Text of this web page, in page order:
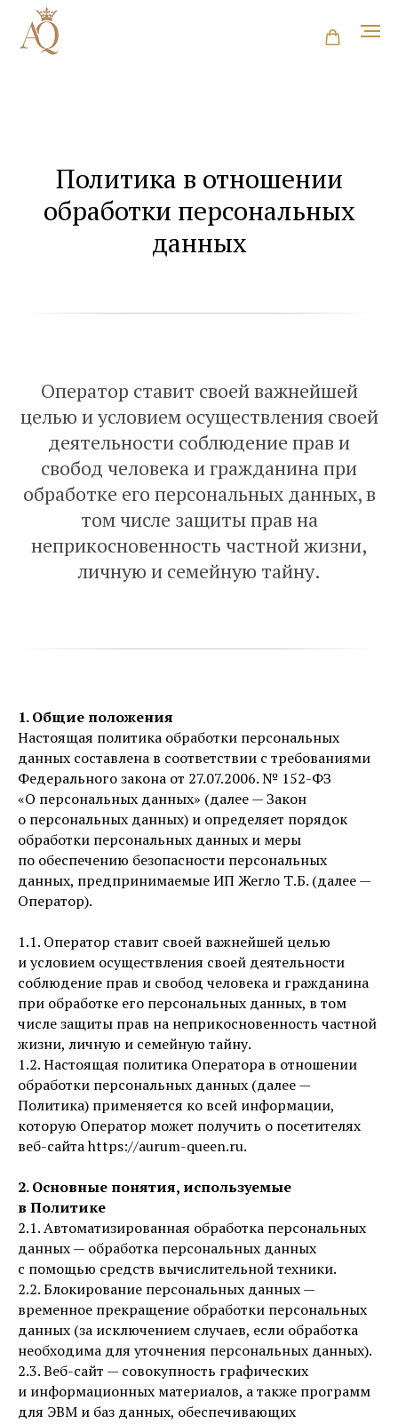
Политика в отношении
обработки персональных
данных
Оператор ставит своей важнейшей
целью и условием осуществления своей
деятельности соблюдение прав и
свобод человека и гражданина при
обработке его персональных данных, в
том числе защиты прав на
неприкосновенность частной жизни,
личную и семейную тайну.
1. Общие положения
Настоящая политика обработки персональных
данных составлена в соответствии с требованиями
Федерального закона от 27.07.2006. № 152-ФЗ
«О персональных данных» (далее — Закон
о персональных данных) и определяет порядок
обработки персональных данных и меры
по обеспечению безопасности персональных
данных, предпринимаемые ИП Жегло Т.Б. (далее —
Оператор).
1.1. Оператор ставит своей важнейшей целью
и условием осуществления своей деятельности
соблюдение прав и свобод человека и гражданина
при обработке его персональных данных, в том
числе защиты прав на неприкосновенность частной
жизни, личную и семейную тайну.
1.2. Настоящая политика Оператора в отношении
обработки персональных данных (далее —
Политика) применяется ко всей информации,
которую Оператор может получить о посетителях
веб-сайта https://aurum-queen.ru.
2. Основные понятия, используемые
в Политике
2.1. Автоматизированная обработка персональных
данных — обработка персональных данных
с помощью средств вычислительной техники.
2.2. Блокирование персональных данных —
временное прекращение обработки персональных
данных (за исключением случаев, если обработка
необходима для уточнения персональных данных).
2.3. Веб-сайт — совокупность графических
и информационных материалов, а также программ
для ЭВМ и баз данных, обеспечивающих